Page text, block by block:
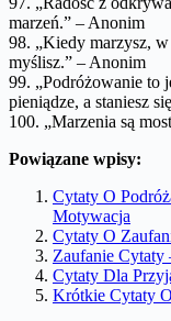
marzeń.” – Anonim
98. „Kiedy marzysz,
myślisz.” – Anonim
99. „Podróżowanie to
pieniądze, a staniesz
100. „Marzenia są
Powiązane wpisy:
Cytaty O
Motywacja
Cytaty O
Zaufanie Cytaty
Cytaty Dla
Krótkie Cytaty